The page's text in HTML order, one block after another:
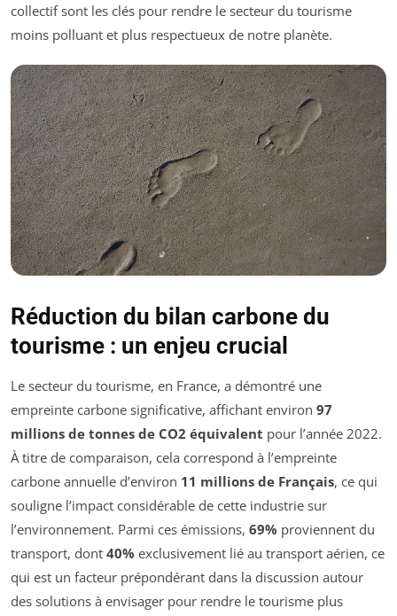
collectif sont les clés pour rendre le secteur du tourisme
moins polluant et plus respectueux de notre planète.
Réduction du bilan carbone du
tourisme : un enjeu crucial
Le secteur du tourisme, en France, a démontré une
empreinte carbone significative, affichant environ 97
millions de tonnes de CO2 équivalent pour l’année 2022.
À titre de comparaison, cela correspond à l’empreinte
carbone annuelle d’environ 11 millions de Français, ce qui
souligne l’impact considérable de cette industrie sur
l’environnement. Parmi ces émissions, 69% proviennent du
transport, dont 40% exclusivement lié au transport aérien, ce
qui est un facteur prépondérant dans la discussion autour
des solutions à envisager pour rendre le tourisme plus